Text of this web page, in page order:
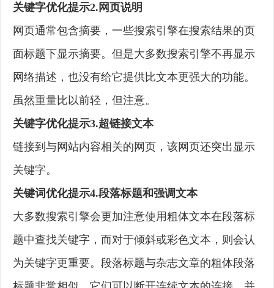
关键字优化提示2.网页说明
网页通常包含摘要，一些搜索引擎在搜索结果的页
面标题下显示摘要。但是大多数搜索引擎不再显示
网络描述，也没有给它提供比文本更强大的功能。
虽然重量比以前轻，但注意。
关键字优化提示3.超链接文本
链接到与网站内容相关的网页，该网页还突出显示
关键字。
关键词优化提示4.段落标题和强调文本
大多数搜索引擎会更加注意使用粗体文本在段落标
题中查找关键字，而对于倾斜或彩色文本，则会认
为关键字更重要。段落标题与杂志文章的粗体段落